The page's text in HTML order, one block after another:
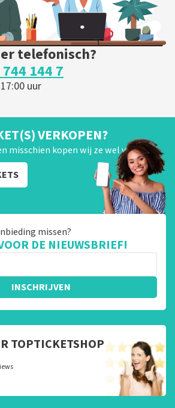
telefonisch?
144 7
uur
VERKOPEN?
misschien kopen wij ze wel van je!
missen?
DE NIEUWSBRIEF!
INSCHRIJVEN
TOPTICKETSHOP